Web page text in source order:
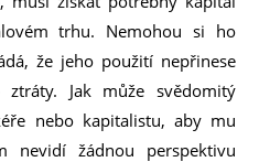
trhu. Nemohou si ho
že jeho použití nepřinese
Jak může svědomitý
nebo kapitalistu, aby mu
nevidí žádnou perspektivu